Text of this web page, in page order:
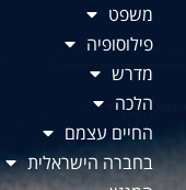
משפט
פילוסופיה
מדרש
הלכה
החיים עצמם
בחברה הישראלית